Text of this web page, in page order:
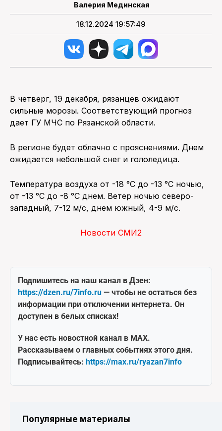
Валерия Мединская
18.12.2024 19:57:49
В четверг, 19 декабря, рязанцев ожидают
сильные морозы. Соответствующий прогноз
дает ГУ МЧС по Рязанской области.
В регионе будет облачно с прояснениями. Днем
ожидается небольшой снег и гололедица.
Температура воздуха от -18 °С до -13 °С ночью,
от -13 °С до -8 °С днем. Ветер ночью северо-
западный, 7-12 м/с, днем южный, 4-9 м/с.
Новости СМИ2
Подпишитесь на наш канал в Дзен:
https://dzen.ru/7info.ru — чтобы не остаться без
информации при отключении интернета. Он
доступен в белых списках!
У нас есть новостной канал в MAX.
Рассказываем о главных событиях этого дня.
Подписывайтесь: https://max.ru/ryazan7info
Популярные материалы